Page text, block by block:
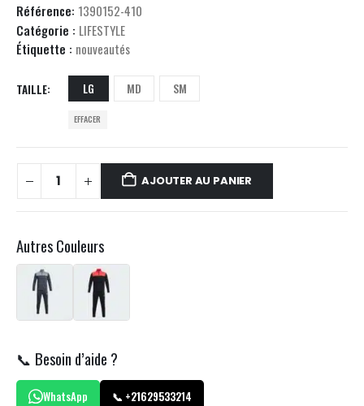
Référence: 1390152-410
Catégorie : LIFESTYLE
Étiquette : nouveautés
TAILLE LG MD SM
EFFACER
AJOUTER AU PANIER
Autres Couleurs
📞 Besoin d’aide ?
WhatsApp 📞 +21629533214